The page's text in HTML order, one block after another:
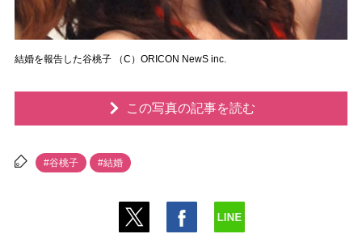
結婚を報告した谷桃子 （C）ORICON NewS inc.
この写真の記事を読む
#谷桃子 #結婚